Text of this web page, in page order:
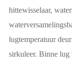
hittewisselaar,
lugtemperatuur
sirkuleer. Binne lug